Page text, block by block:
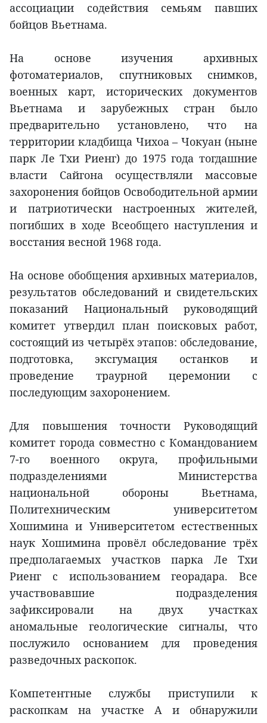
ассоциации содействия семьям павших
бойцов Вьетнама.
На основе изучения архивных
фотоматериалов, спутниковых снимков,
военных карт, исторических документов
Вьетнама и зарубежных стран было
предварительно установлено, что на
территории кладбища Чихоа – Чокуан (ныне
парк Ле Тхи Риенг) до 1975 года тогдашние
власти Сайгона осуществляли массовые
захоронения бойцов Освободительной армии
и патриотически настроенных жителей,
погибших в ходе Всеобщего наступления и
восстания весной 1968 года.
На основе обобщения архивных материалов,
результатов обследований и свидетельских
показаний Национальный руководящий
комитет утвердил план поисковых работ,
состоящий из четырёх этапов: обследование,
подготовка, эксгумация останков и
проведение траурной церемонии с
последующим захоронением.
Для повышения точности Руководящий
комитет города совместно с Командованием
7-го военного округа, профильными
подразделениями Министерства
национальной обороны Вьетнама,
Политехническим университетом
Хошимина и Университетом естественных
наук Хошимина провёл обследование трёх
предполагаемых участков парка Ле Тхи
Риенг с использованием георадара. Все
участвовавшие подразделения
зафиксировали на двух участках
аномальные геологические сигналы, что
послужило основанием для проведения
разведочных раскопок.
Компетентные службы приступили к
раскопкам на участке А и обнаружили